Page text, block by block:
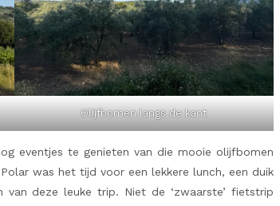
Olijfbomen langs de kant
eventjes te genieten van die mooie olijfbomen
was het tijd voor een lekkere lunch, een duik
deze leuke trip. Niet de ‘zwaarste’ fietstrip